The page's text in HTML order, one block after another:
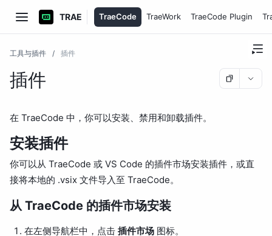
TRAE TraeCode TraeWork TraeCode Plugin
工具与插件 / 插件
插件
在 TraeCode 中，你可以安装、禁用和卸载插件。
安装插件
你可以从 TraeCode 或 VS Code 的插件市场安装插件，或直
接将本地的 .vsix 文件导入至 TraeCode。
从 TraeCode 的插件市场安装
在左侧导航栏中，点击 插件市场 图标。